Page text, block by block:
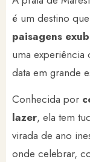
é um destino
paisagens
uma experiência
data em grande
Conhecida por
lazer, ela tem
virada de ano
onde celebrar,